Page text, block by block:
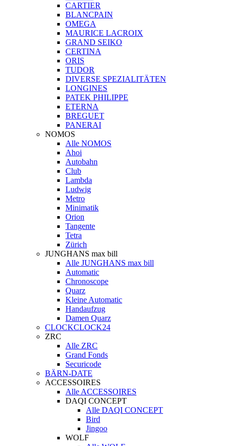
CARTIER
BLANCPAIN
OMEGA
MAURICE LACROIX
GRAND SEIKO
CERTINA
ORIS
TUDOR
DIVERSE SPEZIALITÄTEN
LONGINES
PATEK PHILIPPE
ETERNA
BREGUET
PANERAI
NOMOS
Alle NOMOS
Ahoi
Autobahn
Club
Lambda
Ludwig
Metro
Minimatik
Orion
Tangente
Tetra
Zürich
JUNGHANS max bill
Alle JUNGHANS max bill
Automatic
Chronoscope
Quarz
Kleine Automatic
Handaufzug
Damen Quarz
CLOCKCLOCK24
ZRC
Alle ZRC
Grand Fonds
Securicode
BÄRN-DATE
ACCESSOIRES
Alle ACCESSOIRES
DAQI CONCEPT
Alle DAQI CONCEPT
Bird
Jingoo
WOLF